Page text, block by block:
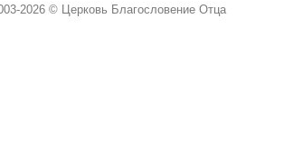
2026 © Церковь Благословение Отца